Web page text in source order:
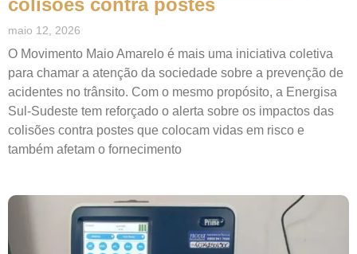
colisões contra postes
maio 12, 2026
O Movimento Maio Amarelo é mais uma iniciativa coletiva
para chamar a atenção da sociedade sobre a prevenção de
acidentes no trânsito. Com o mesmo propósito, a Energisa
Sul-Sudeste tem reforçado o alerta sobre os impactos das
colisões contra postes que colocam vidas em risco e
também afetam o fornecimento